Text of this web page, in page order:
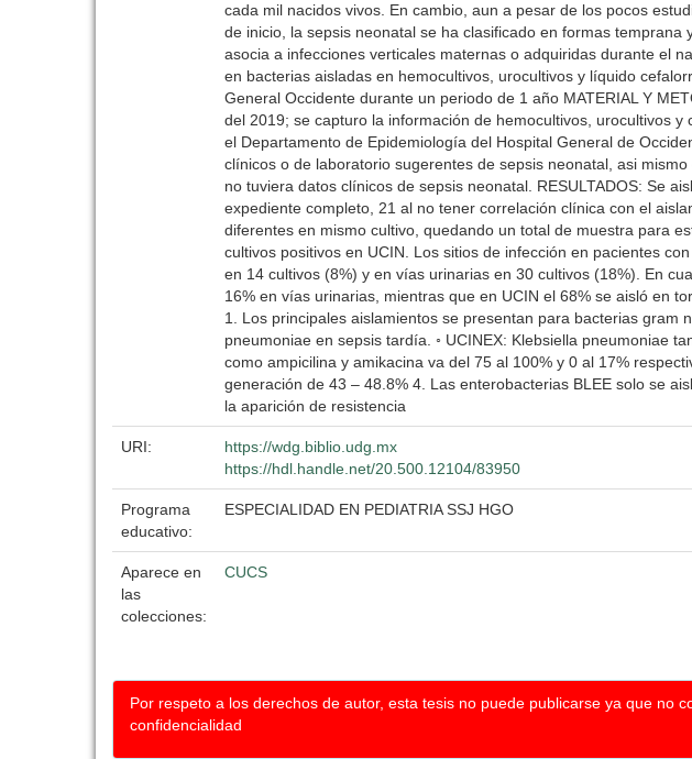
cada mil nacidos vivos. En cambio, aun a pesar de los pocos
de inicio, la sepsis neonatal se ha clasificado en formas
asocia a infecciones verticales maternas o adquiridas durante el
en bacterias aisladas en hemocultivos, urocultivos y líquido
General Occidente durante un periodo de 1 año MATERIAL Y
del 2019; se capturo la información de hemocultivos, urocultivos
el Departamento de Epidemiología del Hospital General de
clínicos o de laboratorio sugerentes de sepsis neonatal, asi
no tuviera datos clínicos de sepsis neonatal. RESULTADOS: Se
expediente completo, 21 al no tener correlación clínica con el
diferentes en mismo cultivo, quedando un total de muestra para
cultivos positivos en UCIN. Los sitios de infección en pacientes
en 14 cultivos (8%) y en vías urinarias en 30 cultivos (18%). En
16% en vías urinarias, mientras que en UCIN el 68% se aisló en
1. Los principales aislamientos se presentan para bacterias gram
pneumoniae en sepsis tardía. ◦ UCINEX: Klebsiella pneumoniae
como ampicilina y amikacina va del 75 al 100% y 0 al 17%
generación de 43 – 48.8% 4. Las enterobacterias BLEE solo se
la aparición de resistencia
URI:
https://wdg.biblio.udg.mx
https://hdl.handle.net/20.500.12104/83950
Programa
educativo:
ESPECIALIDAD EN PEDIATRIA SSJ HGO
Aparece en
las
colecciones:
CUCS
Por respeto a los derechos de autor, esta tesis no puede publicarse ya que no
confidencialidad